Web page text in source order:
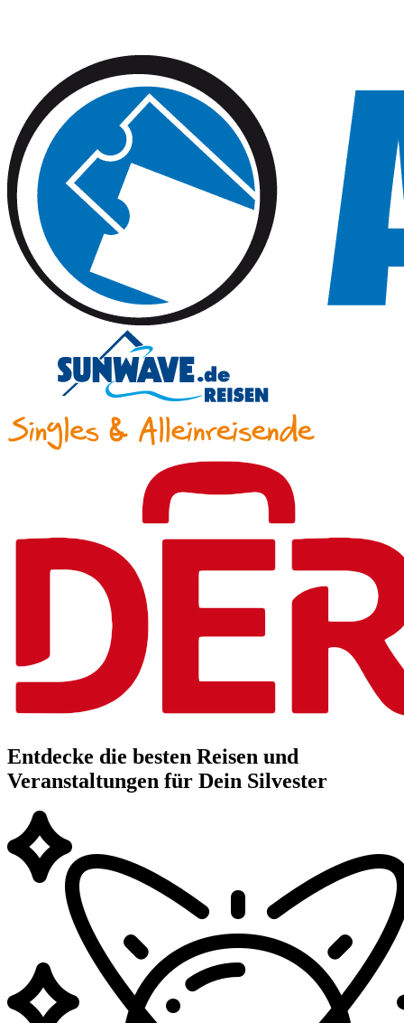
Entdecke die besten Reisen und
Veranstaltungen für Dein Silvester